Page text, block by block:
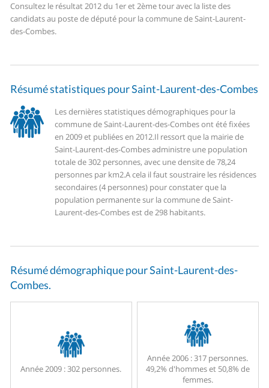
Consultez le résultat 2012 du 1er et 2ème tour avec la liste des
candidats au poste de député pour la commune de Saint-Laurent-
des-Combes.
Résumé statistiques pour Saint-Laurent-des-Combes
Les dernières statistiques démographiques pour la
commune de Saint-Laurent-des-Combes ont été fixées
en 2009 et publiées en 2012.Il ressort que la mairie de
Saint-Laurent-des-Combes administre une population
totale de 302 personnes, avec une densite de 78,24
personnes par km2.A cela il faut soustraire les résidences
secondaires (4 personnes) pour constater que la
population permanente sur la commune de Saint-
Laurent-des-Combes est de 298 habitants.
Résumé démographique pour Saint-Laurent-des-
Combes.
Année 2009 :302 personnes.
Année 2006 :317 personnes.
49,2% d'hommes et 50,8% de
femmes.